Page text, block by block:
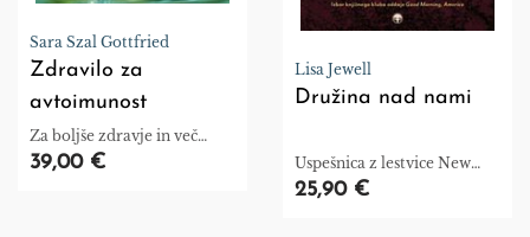
Sara Szal Gottfried
Zdravilo za
avtoimunost
Za boljše zdravje in več
energije
39,00 €
Lisa Jewell
Družina nad nami
Uspešnica z lestvice New
York Timesa in izbor
25,90 €